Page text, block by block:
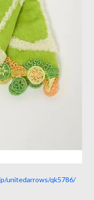
unitedarrows/qk5786/